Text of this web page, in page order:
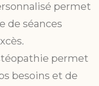
permet
de séances
permet
besoins et de